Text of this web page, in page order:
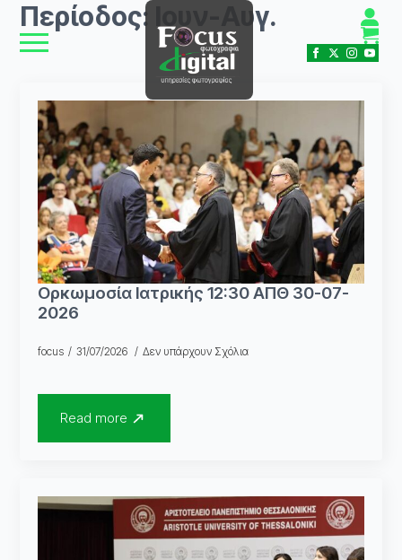
Περίοδος: Ιουν-Αυγ.
Ορκωμοσία Ιατρικής 12:30 ΑΠΘ 30-07-
2026
focus 31/07/2026 Δεν υπάρχουν Σχόλια
Read more